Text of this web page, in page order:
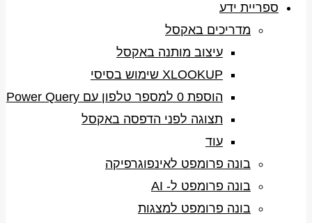
ספריית ידע
מדריכים באקסל
עיצוב מותנה באקסל
XLOOKUP שימוש בסיסי
הוספת 0 למספר טלפון עם Power Query
תצוגה לפני הדפסה באקסל
עוד
בונה פרומפט לאינפוגרפיקה
בונה פרומפט ל- AI
בונה פרומפט למצגות